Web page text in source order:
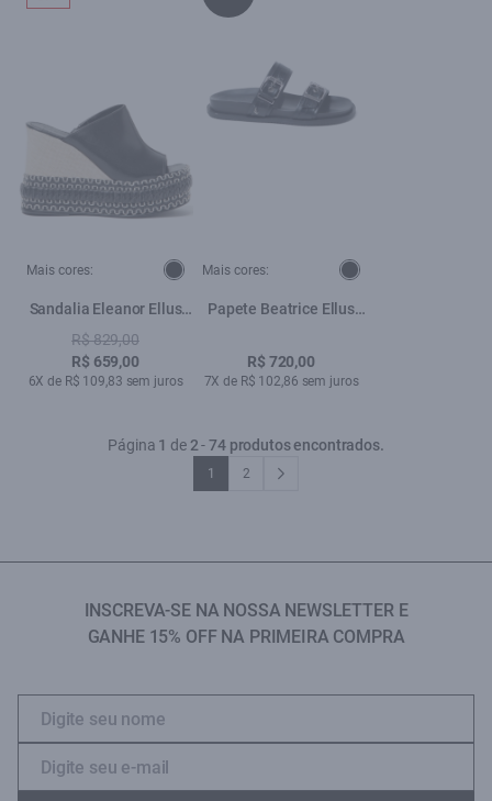
Mais cores:
Sandalia Eleanor Ellus
Preto
R$ 829,00
R$ 659,00
6X de R$ 109,83 sem juros
Mais cores:
Papete Beatrice Ellus
R$ 720,00
7X de R$ 102,86 sem juros
Página 1 de 2-74 produtos encontrados.
1 2
INSCREVA-SE NA NOSSA NEWSLETTER E
GANHE 15% OFF NA PRIMEIRA COMPRA